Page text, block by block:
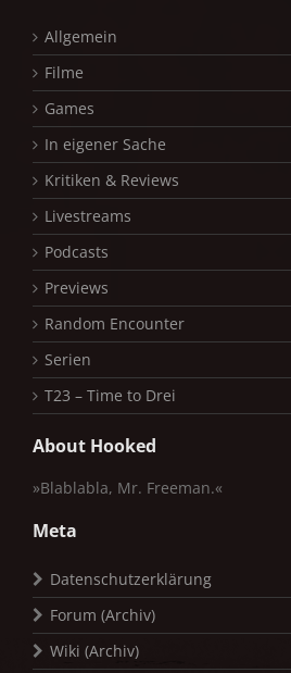
Allgemein
Filme
Games
In eigener Sache
Kritiken & Reviews
Livestreams
Podcasts
Previews
Random Encounter
Serien
T23 – Time to Drei
About Hooked
»Blablabla, Mr. Freeman.«
Meta
Datenschutzerklärung
Forum (Archiv)
Wiki (Archiv)